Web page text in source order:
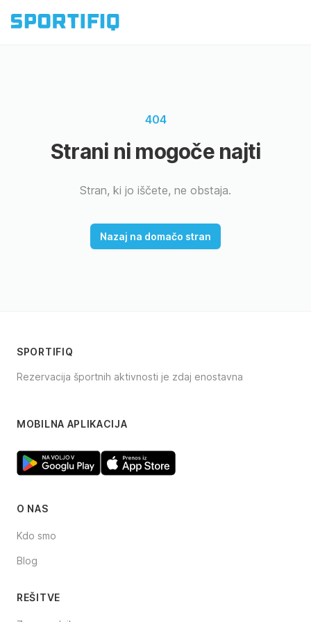
404
Strani ni mogoče najti
Stran, ki jo iščete, ne obstaja.
Nazaj na domačo stran
SPORTIFIQ
Rezervacija športnih aktivnosti je zdaj enostavna
MOBILNA APLIKACIJA
O NAS
Kdo smo
Blog
REŠITVE